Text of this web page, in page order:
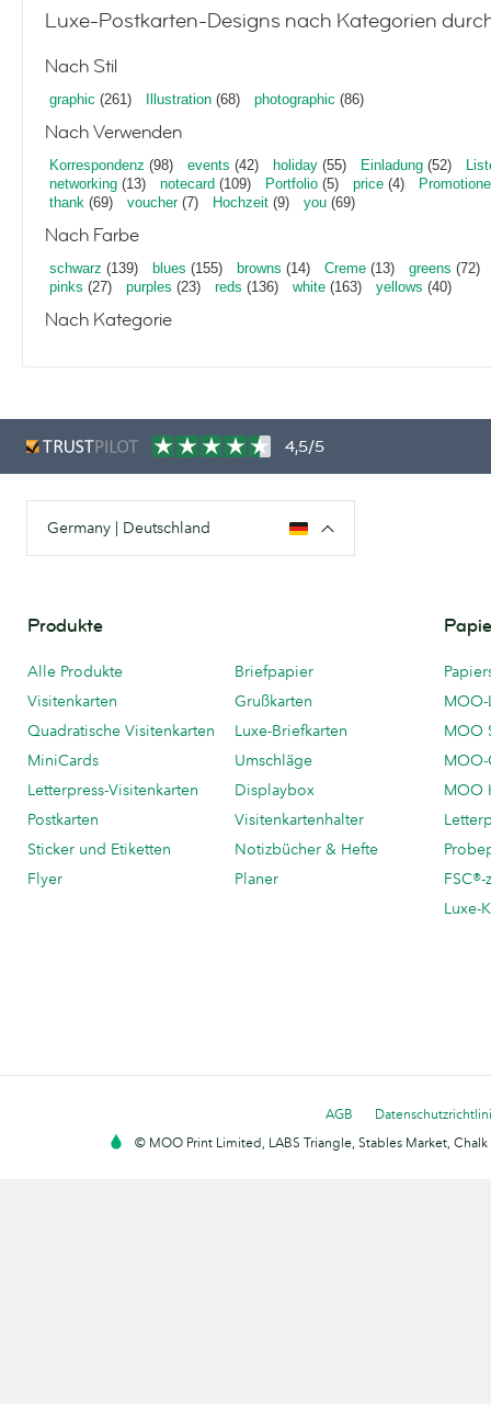
Luxe-Postkarten-Designs nach Kategorien
Nach Stil
graphic (261) Illustration (68) photographic (86)
Nach Verwenden
Korrespondenz (98) events (42) holiday (55) Einladung (52)
networking (13) notecard (109) Portfolio (5) price (4)
thank (69) voucher(7) Hochzeit (9) you (69)
Nach Farbe
schwarz (139) blues (155) browns (14) Creme (13) greens (72)
pinks (27) purples (23) reds (136) white (163) yellows (40)
Nach Kategorie
4,5/5
Germany | Deutschland
Produkte
Alle Produkte
Visitenkarten
Quadratische Visitenkarten
MiniCards
Letterpress-Visitenkarten
Postkarten
Sticker und Etiketten
Flyer
Briefpapier
Grußkarten
Luxe-Briefkarten
Umschläge
Displaybox
Visitenkartenhalter
Notizbücher & Hefte
Planer
MOO-
MOO
MOO
Luxe-
AGB
© MOO Print Limited, LABS Triangle, Stables Market,